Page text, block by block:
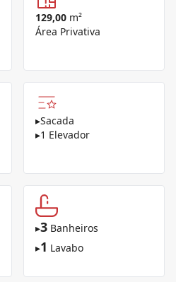
129,00 m²
Área Privativa
▸Sacada
▸1 Elevador
▸3 Banheiros
▸1 Lavabo